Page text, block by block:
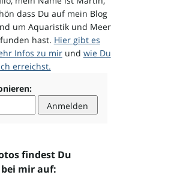
dass Du auf mein Blog
um Aquaristik und Meer
hast. Hier gibt es
Infos zu mirund wie Du
erreichst.
findest Du
mir auf: